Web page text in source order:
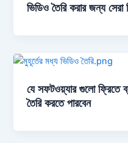
ভিডিও তৈরি করার জন্য
যে সফটওয়্যার গুলো ফ্রিতে
তৈরি করতে পারবেন